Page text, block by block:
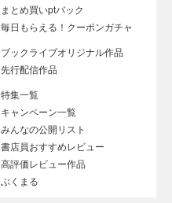
まとめ買いptバック
毎日もらえる！クーポンガチャ
ブックライブオリジナル作品
先行配信作品
特集一覧
キャンペーン一覧
みんなの公開リスト
書店員おすすめレビュー
高評価レビュー作品
ぶくまる